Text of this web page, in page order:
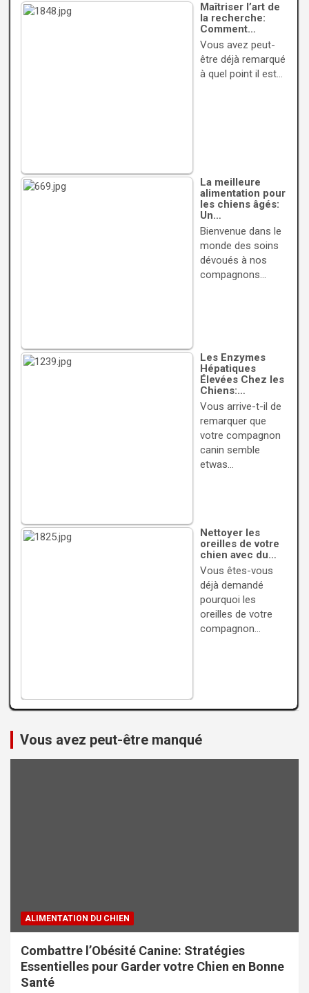
Maîtriser l’art de
la recherche:
Comment…
Vous avez peut-
être déjà remarqué
à quel point il est…
La meilleure
alimentation pour
les chiens âgés:
Un…
Bienvenue dans le
monde des soins
dévoués à nos
compagnons…
Les Enzymes
Hépatiques
Élevées Chez les
Chiens:…
Vous arrive-t-il de
remarquer que
votre compagnon
canin semble
etwas…
Nettoyer les
oreilles de votre
chien avec du…
Vous êtes-vous
déjà demandé
pourquoi les
oreilles de votre
compagnon…
Vous avez peut-être manqué
ALIMENTATION DU CHIEN
Combattre l’Obésité Canine: Stratégies
Essentielles pour Garder votre Chien en Bonne
Santé